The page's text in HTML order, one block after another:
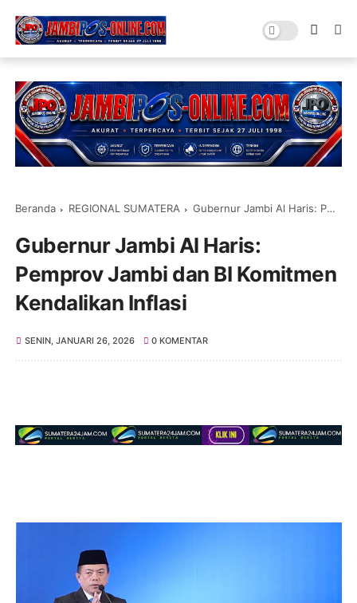
Beranda REGIONAL SUMATERA Gubernur Jambi Al Haris: Pemprov Jambi dan BI Komitmen Kendalikan Inflasi
Gubernur Jambi Al Haris:
Pemprov Jambi dan BI Komitmen
Kendalikan Inflasi
SENIN, JANUARI 26, 2026 0 KOMENTAR